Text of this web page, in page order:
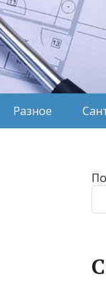
Разное